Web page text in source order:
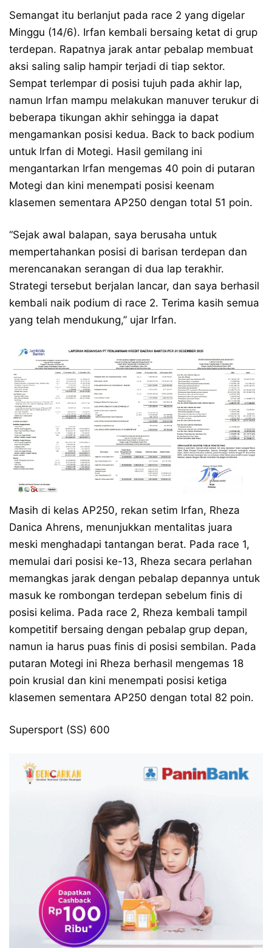
Semangat itu berlanjut pada race 2 yang digelar
Minggu (14/6). Irfan kembali bersaing ketat di grup
terdepan. Rapatnya jarak antar pebalap membuat
aksi saling salip hampir terjadi di tiap sektor.
Sempat terlempar di posisi tujuh pada akhir lap,
namun Irfan mampu melakukan manuver terukur di
beberapa tikungan akhir sehingga ia dapat
mengamankan posisi kedua. Back to back podium
untuk Irfan di Motegi. Hasil gemilang ini
mengantarkan Irfan mengemas 40 poin di putaran
Motegi dan kini menempati posisi keenam
klasemen sementara AP250 dengan total 51 poin.
“Sejak awal balapan, saya berusaha untuk
mempertahankan posisi di barisan terdepan dan
merencanakan serangan di dua lap terakhir.
Strategi tersebut berjalan lancar, dan saya berhasil
kembali naik podium di race 2. Terima kasih semua
yang telah mendukung,” ujar Irfan.
Masih di kelas AP250, rekan setim Irfan, Rheza
Danica Ahrens, menunjukkan mentalitas juara
meski menghadapi tantangan berat. Pada race 1,
memulai dari posisi ke-13, Rheza secara perlahan
memangkas jarak dengan pebalap depannya untuk
masuk ke rombongan terdepan sebelum finis di
posisi kelima. Pada race 2, Rheza kembali tampil
kompetitif bersaing dengan pebalap grup depan,
namun ia harus puas finis di posisi sembilan. Pada
putaran Motegi ini Rheza berhasil mengemas 18
poin krusial dan kini menempati posisi ketiga
klasemen sementara AP250 dengan total 82 poin.
Supersport (SS) 600